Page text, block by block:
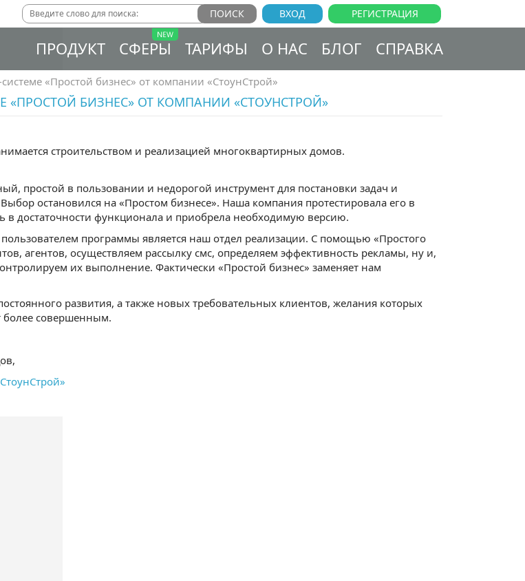
РЕГИСТРАЦИЯ
ВХОД
ПРОДУКТ СФЕРЫ ТАРИФЫ О НАС БЛОГ СПРАВКА
«Простой бизнес» от компании «СтоунСтрой»
«ПРОСТОЙ БИЗНЕС» ОТ КОМПАНИИ «СТОУНСТРОЙ»
строительством и реализацией многоквартирных домов.
простой в пользовании и недорогой инструмент для постановки задач и
остановился на «Простом бизнесе». Наша компания протестировала его в
в достаточности функционала и приобрела необходимую версию.
программы является наш отдел реализации. С помощью «Простого
агентов, осуществляем рассылку смс, определяем эффективность рекламы, ну и,
их выполнение. Фактически «Простой бизнес» заменяет нам
развития, а также новых требовательных клиентов, желания которых
более совершенным.